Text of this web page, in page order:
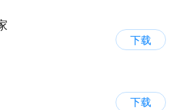
下载
下载